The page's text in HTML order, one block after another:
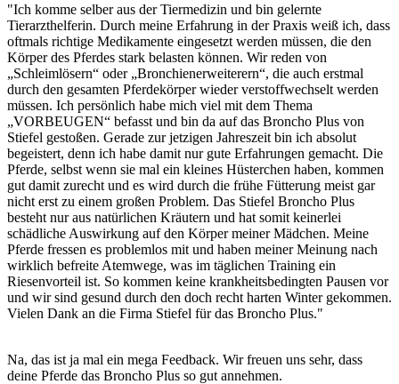
"Ich komme selber aus der Tiermedizin und bin gelernte
Tierarzthelferin. Durch meine Erfahrung in der Praxis weiß ich, dass
oftmals richtige Medikamente eingesetzt werden müssen, die den
Körper des Pferdes stark belasten können. Wir reden von
„Schleimlösern“ oder „Bronchienerweiterern“, die auch erstmal
durch den gesamten Pferdekörper wieder verstoffwechselt werden
müssen. Ich persönlich habe mich viel mit dem Thema
„VORBEUGEN“ befasst und bin da auf das Broncho Plus von
Stiefel gestoßen. Gerade zur jetzigen Jahreszeit bin ich absolut
begeistert, denn ich habe damit nur gute Erfahrungen gemacht. Die
Pferde, selbst wenn sie mal ein kleines Hüsterchen haben, kommen
gut damit zurecht und es wird durch die frühe Fütterung meist gar
nicht erst zu einem großen Problem. Das Stiefel Broncho Plus
besteht nur aus natürlichen Kräutern und hat somit keinerlei
schädliche Auswirkung auf den Körper meiner Mädchen. Meine
Pferde fressen es problemlos mit und haben meiner Meinung nach
wirklich befreite Atemwege, was im täglichen Training ein
Riesenvorteil ist. So kommen keine krankheitsbedingten Pausen vor
und wir sind gesund durch den doch recht harten Winter gekommen.
Vielen Dank an die Firma Stiefel für das Broncho Plus."
Na, das ist ja mal ein mega Feedback. Wir freuen uns sehr, dass
deine Pferde das Broncho Plus so gut annehmen.